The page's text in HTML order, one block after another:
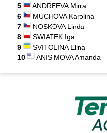
5
ANDREEVA Mirra
6
MUCHOVA Karolina
7
NOSKOVA Linda
8
SWIATEK Iga
9
SVITOLINA Elina
10
ANISIMOVA Amanda
-